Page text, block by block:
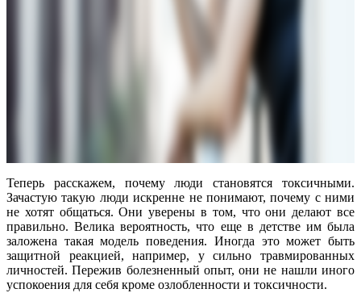
Теперь расскажем, почему люди становятся токсичными.
Зачастую такую люди искренне не понимают, почему с ними
не хотят общаться. Они уверены в том, что они делают все
правильно. Велика вероятность, что еще в детстве им была
заложена такая модель поведения. Иногда это может быть
защитной реакцией, например, у сильно травмированных
личностей. Пережив болезненный опыт, они не нашли иного
успокоения для себя кроме озлобленности и токсичности.